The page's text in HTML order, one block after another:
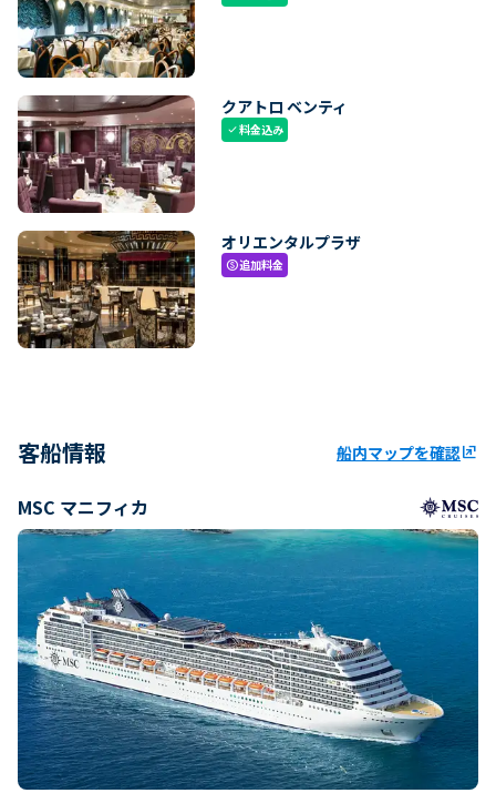
クアトロ ベンティ
check料金込み
オリエンタルプラザ
paid追加料金
客船情報 船内マップを確認ungroup
MSC マニフィカ